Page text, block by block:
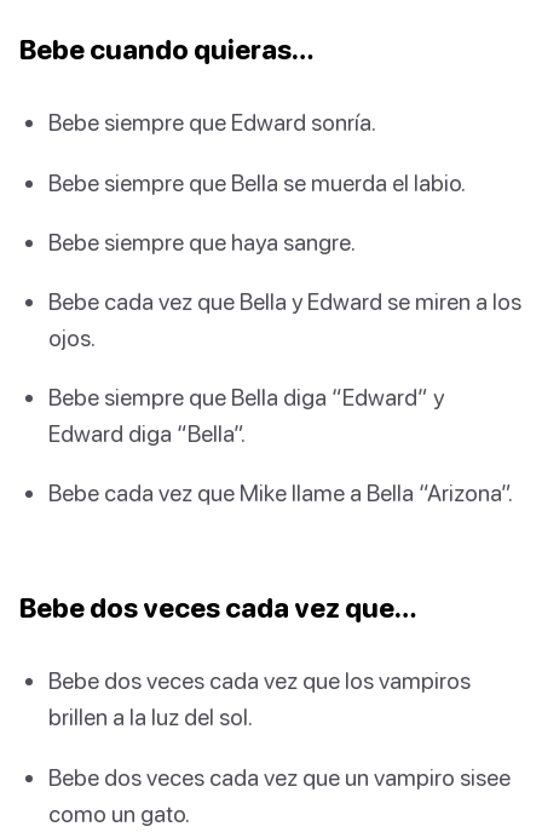
Bebe cuando quieras…
Bebe siempre que Edward sonría.
Bebe siempre que Bella se muerda el labio.
Bebe siempre que haya sangre.
Bebe cada vez que Bella y Edward se miren a los
ojos.
Bebe siempre que Bella diga “Edward” y
Edward diga “Bella”.
Bebe cada vez que Mike llame a Bella “Arizona”.
Bebe dos veces cada vez que…
Bebe dos veces cada vez que los vampiros
brillen a la luz del sol.
Bebe dos veces cada vez que un vampiro sisee
como un gato.